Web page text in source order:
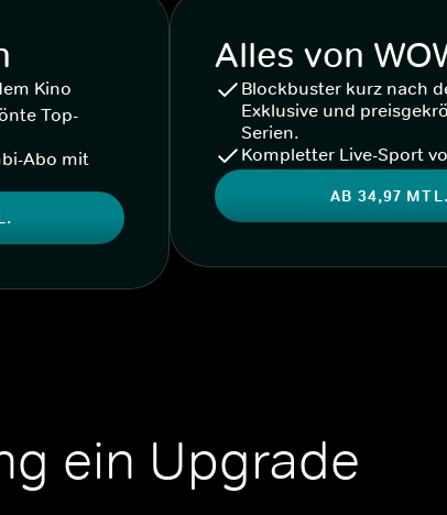
Kino
Top-
Abo mit
Alles von
Blockbuster kurz nach
Exklusive und
Serien.
Kompletter Live-Sport
AB 34,97 MTL.
ein Upgrade